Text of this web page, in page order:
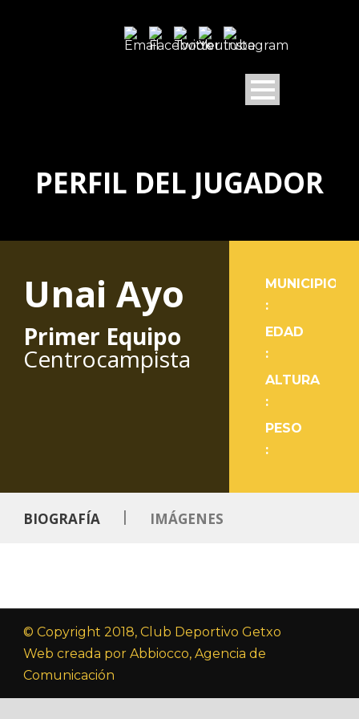
PERFIL DEL JUGADOR
Unai Ayo
Primer Equipo
Centrocampista
MUNICIPIO
:
EDAD
:
ALTURA
:
PESO
:
BIOGRAFÍA | IMÁGENES
© Copyright 2018, Club Deportivo Getxo
Web creada por Abbiocco, Agencia de
Comunicación